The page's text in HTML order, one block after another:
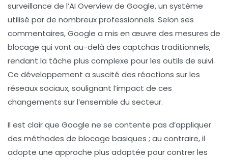
surveillance de l’AI Overview de Google, un système
utilisé par de nombreux professionnels. Selon ses
commentaires, Google a mis en œuvre des mesures de
blocage qui vont au-delà des captchas traditionnels,
rendant la tâche plus complexe pour les outils de suivi.
Ce développement a suscité des réactions sur les
réseaux sociaux, soulignant l’impact de ces
changements sur l’ensemble du secteur.
Il est clair que Google ne se contente pas d’appliquer
des méthodes de blocage basiques ; au contraire, il
adopte une approche plus adaptée pour contrer les